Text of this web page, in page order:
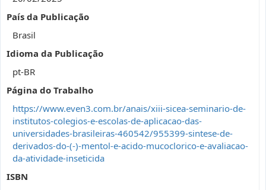
País da Publicação
Brasil
Idioma da Publicação
pt-BR
Página do Trabalho
https://www.even3.com.br/anais/xiii-sicea-seminario-de-
institutos-colegios-e-escolas-de-aplicacao-das-
universidades-brasileiras-460542/955399-sintese-de-
derivados-do-(-)-mentol-e-acido-mucoclorico-e-avaliacao-
da-atividade-inseticida
ISBN